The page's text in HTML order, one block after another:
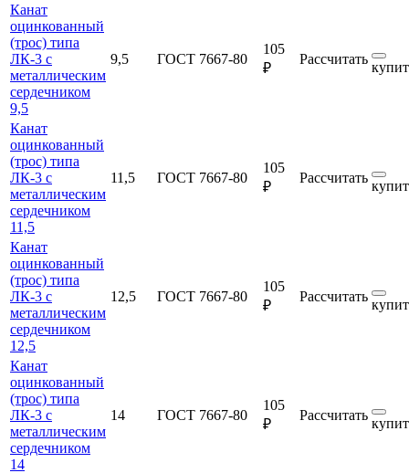
Канат
оцинкованный
(трос) типа
ЛК-3 с
металлическим
сердечником
9,5
9,5 ГОСТ 7667-80
105
₽
Рассчитать
Канат
оцинкованный
(трос) типа
ЛК-3 с
металлическим
сердечником
11,5
11,5 ГОСТ 7667-80
105
₽
Рассчитать
Канат
оцинкованный
(трос) типа
ЛК-3 с
металлическим
сердечником
12,5
12,5 ГОСТ 7667-80
105
₽
Рассчитать
Канат
оцинкованный
(трос) типа
ЛК-3 с
металлическим
сердечником
14
14 ГОСТ 7667-80
105
₽
Рассчитать